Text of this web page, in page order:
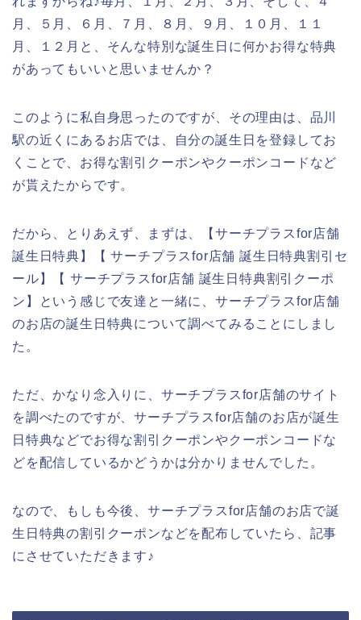
月、５月、６月、７月、８月、９月、１０月、１１
月、１２月と、そんな特別な誕生日に何かお得な特典
があってもいいと思いませんか？
このように私自身思ったのですが、その理由は、品川
駅の近くにあるお店では、自分の誕生日を登録してお
くことで、お得な割引クーポンやクーポンコードなど
が貰えたからです。
だから、とりあえず、まずは、【サーチプラスfor店舗
誕生日特典】【 サーチプラスfor店舗 誕生日特典割引セ
ール】【 サーチプラスfor店舗 誕生日特典割引クーポ
ン】という感じで友達と一緒に、サーチプラスfor店舗
のお店の誕生日特典について調べてみることにしまし
た。
ただ、かなり念入りに、サーチプラスfor店舗のサイト
を調べたのですが、サーチプラスfor店舗のお店が誕生
日特典などでお得な割引クーポンやクーポンコードな
どを配信しているかどうかは分かりませんでした。
なので、もしも今後、サーチプラスfor店舗のお店で誕
生日特典の割引クーポンなどを配布していたら、記事
にさせていただきます♪